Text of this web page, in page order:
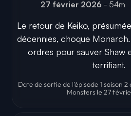
27 février 2026 - 54m
Le retour de Keiko,
décennies, choque
ordres pour sauver Shaw
terrifiant.
Date de sortie de l'épisode 1 saison
Monsters le 27